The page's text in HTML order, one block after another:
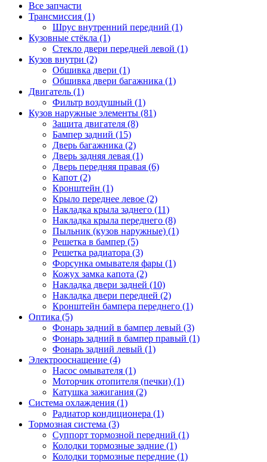
Все запчасти
Трансмиссия (1)
Шрус внутренний передний (1)
Кузовные стёкла (1)
Стекло двери передней левой (1)
Кузов внутри (2)
Обшивка двери (1)
Обшивка двери багажника (1)
Двигатель (1)
Фильтр воздушный (1)
Кузов наружные элементы (81)
Защита двигателя (8)
Бампер задний (15)
Дверь багажника (2)
Дверь задняя левая (1)
Дверь передняя правая (6)
Капот (2)
Кронштейн (1)
Крыло переднее левое (2)
Накладка крыла заднего (11)
Накладка крыла переднего (8)
Пыльник (кузов наружные) (1)
Решетка в бампер (5)
Решетка радиатора (3)
Форсунка омывателя фары (1)
Кожух замка капота (2)
Накладка двери задней (10)
Накладка двери передней (2)
Кронштейн бампера переднего (1)
Оптика (5)
Фонарь задний в бампер левый (3)
Фонарь задний в бампер правый (1)
Фонарь задний левый (1)
Электрооснащение (4)
Насос омывателя (1)
Моторчик отопителя (печки) (1)
Катушка зажигания (2)
Система охлаждения (1)
Радиатор кондиционера (1)
Тормозная система (3)
Суппорт тормозной передний (1)
Колодки тормозные задние (1)
Колодки тормозные передние (1)